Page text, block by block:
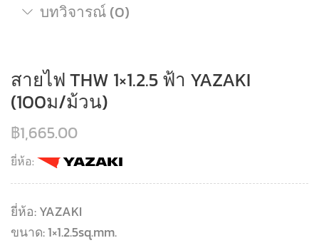
บทวิจารณ์ (0)
สายไฟ THW 1×1.2.5 ฟ้า YAZAKI
(100ม/ม้วน)
฿1,665.00
ยี่ห้อ:
ยี่ห้อ: YAZAKI
ขนาด: 1×1.2.5sq.mm.